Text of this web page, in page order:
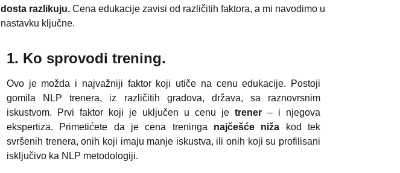
dosta razlikuju. Cena edukacije zavisi od različitih faktora, a mi navodimo u
nastavku ključne.
1. Ko sprovodi trening.
Ovo je možda i najvažniji faktor koji utiče na cenu edukacije. Postoji
gomila NLP trenera, iz različitih gradova, država, sa raznovrsnim
iskustvom. Prvi faktor koji je uključen u cenu je trener – i njegova
ekspertiza. Primetićete da je cena treninga najčešće niža kod tek
svršenih trenera, onih koji imaju manje iskustva, ili onih koji su profilisani
isključivo ka NLP metodologiji.